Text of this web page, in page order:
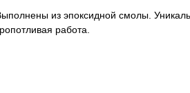
из эпоксидной смолы.
работа.